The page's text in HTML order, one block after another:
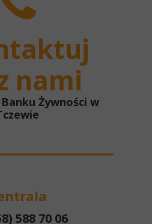
588 70 06
nami
Żywności w